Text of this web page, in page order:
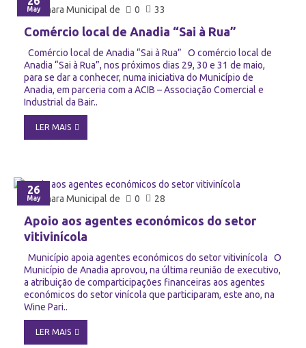
MayCâmara Municipal de 0 33
Comércio local de Anadia “Sai à Rua”
Comércio local de Anadia “Sai à Rua” O comércio local de
Anadia “Sai à Rua”, nos próximos dias 29, 30 e 31 de maio,
para se dar a conhecer, numa iniciativa do Município de
Anadia, em parceria com a ACIB – Associação Comercial e
Industrial da Bair..
LER MAIS
26
MayCâmara Municipal de 0 28
Apoio aos agentes económicos do setor
vitivinícola
Município apoia agentes económicos do setor vitivinícola O
Município de Anadia aprovou, na última reunião de executivo,
a atribuição de comparticipações financeiras aos agentes
económicos do setor vinícola que participaram, este ano, na
Wine Pari..
LER MAIS